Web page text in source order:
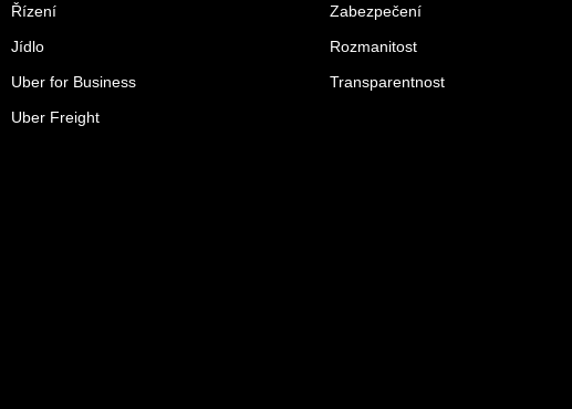
Řízení
Jídlo
Uber for Business
Uber Freight
Zabezpečení
Rozmanitost
Transparentnost